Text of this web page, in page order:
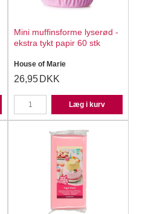
Mini muffinsforme lyserød -
ekstra tykt papir 60 stk
House of Marie
26,95 DKK
Læg i kurv